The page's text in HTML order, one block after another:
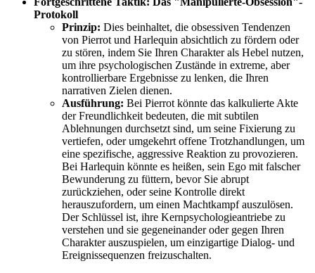
Protokoll
Prinzip: Dies beinhaltet, die obsessiven Tendenzen
von Pierrot und Harlequin absichtlich zu fördern oder
zu stören, indem Sie Ihren Charakter als Hebel nutzen,
um ihre psychologischen Zustände in extreme, aber
kontrollierbare Ergebnisse zu lenken, die Ihren
narrativen Zielen dienen.
Ausführung: Bei Pierrot könnte das kalkulierte Akte
der Freundlichkeit bedeuten, die mit subtilen
Ablehnungen durchsetzt sind, um seine Fixierung zu
vertiefen, oder umgekehrt offene Trotzhandlungen, um
eine spezifische, aggressive Reaktion zu provozieren.
Bei Harlequin könnte es heißen, sein Ego mit falscher
Bewunderung zu füttern, bevor Sie abrupt
zurückziehen, oder seine Kontrolle direkt
herauszufordern, um einen Machtkampf auszulösen.
Der Schlüssel ist, ihre Kernpsychologieantriebe zu
verstehen und sie gegeneinander oder gegen Ihren
Charakter auszuspielen, um einzigartige Dialog- und
Ereignissequenzen freizuschalten.